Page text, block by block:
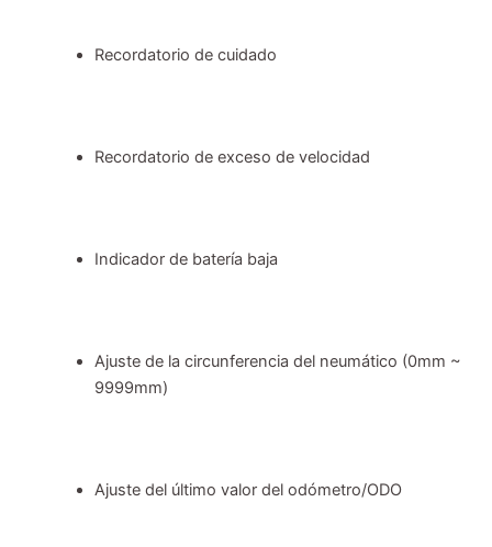
Recordatorio de cuidado
Recordatorio de exceso de velocidad
Indicador de batería baja
Ajuste de la circunferencia del neumático (0mm ~
9999mm)
Ajuste del último valor del odómetro/ODO